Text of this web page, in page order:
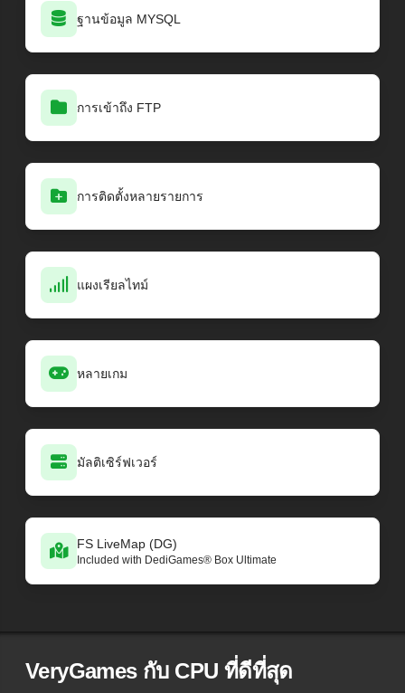
ฐานข้อมูล MYSQL
การเข้าถึง FTP
การติดตั้งหลายรายการ
แผงเรียลไทม์
หลายเกม
มัลติเซิร์ฟเวอร์
FS LiveMap (DG)
Included with DediGames® Box Ultimate
VeryGames กับ CPU ที่ดีที่สุด